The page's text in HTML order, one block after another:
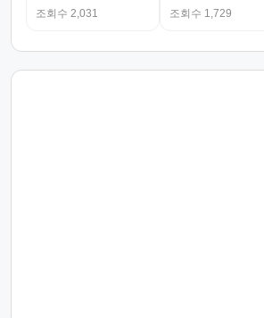
조회수 2,031
조회수 1,729